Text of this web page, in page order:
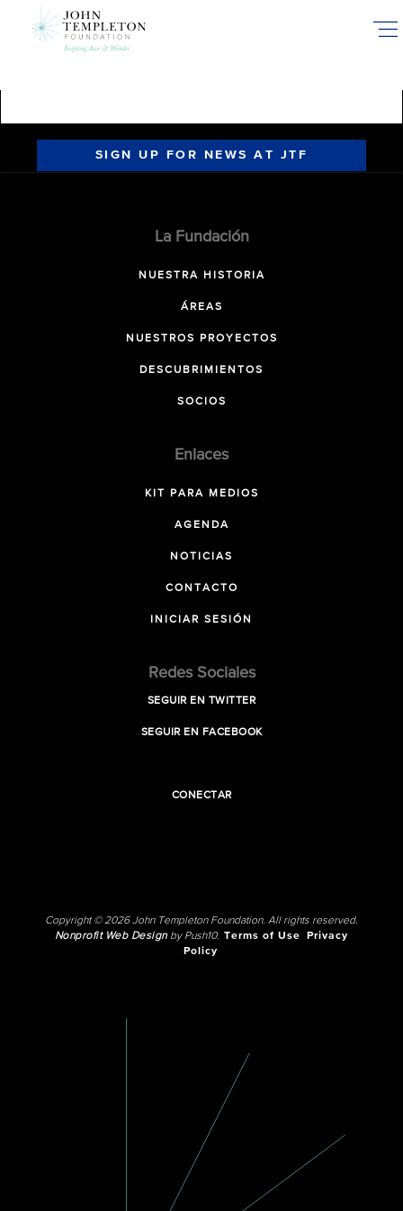
SIGN UP FOR NEWS AT JTF
La Fundación
NUESTRA HISTORIA
ÁREAS
NUESTROS PROYECTOS
DESCUBRIMIENTOS
SOCIOS
Enlaces
KIT PARA MEDIOS
AGENDA
NOTICIAS
CONTACTO
INICIAR SESIÓN
Redes Sociales
SEGUIR EN TWITTER
SEGUIR EN FACEBOOK
CONECTAR
Copyright © 2026 John Templeton Foundation. All rights reserved.
Nonprofit Web Designby Push10. Terms of Use
Privacy
Policy